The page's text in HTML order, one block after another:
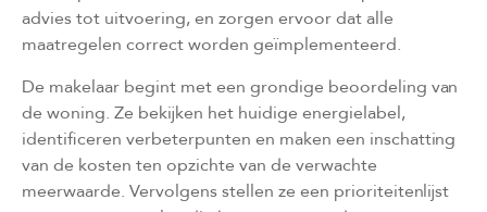
advies tot uitvoering, en zorgen ervoor dat alle
maatregelen correct worden geïmplementeerd.
De makelaar begint met een grondige beoordeling van
de woning. Ze bekijken het huidige energielabel,
identificeren verbeterpunten en maken een inschatting
van de kosten ten opzichte van de verwachte
meerwaarde. Vervolgens stellen ze een prioriteitenlijst